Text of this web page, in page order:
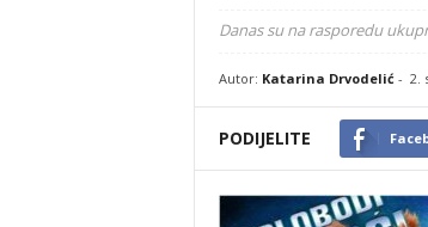
Danas su na rasporedu
Autor: Katarina Drvodelić- 2.
PODIJELITE